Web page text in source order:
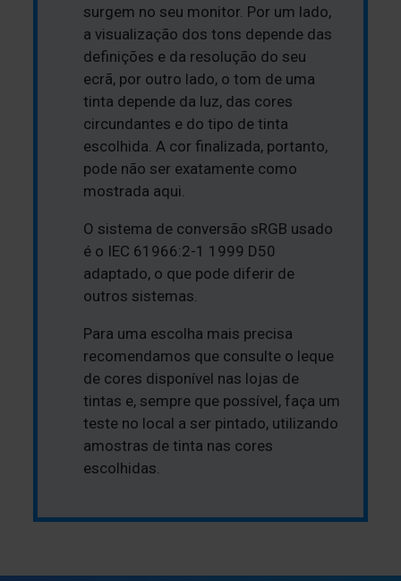
surgem no seu monitor. Por um lado,
a visualização dos tons depende das
definições e da resolução do seu
ecrã, por outro lado, o tom de uma
tinta depende da luz, das cores
circundantes e do tipo de tinta
escolhida. A cor finalizada, portanto,
pode não ser exatamente como
mostrada aqui.
O sistema de conversão sRGB usado
é o IEC 61966:2-1 1999 D50
adaptado, o que pode diferir de
outros sistemas.
Para uma escolha mais precisa
recomendamos que consulte o leque
de cores disponível nas lojas de
tintas e, sempre que possível, faça um
teste no local a ser pintado, utilizando
amostras de tinta nas cores
escolhidas.